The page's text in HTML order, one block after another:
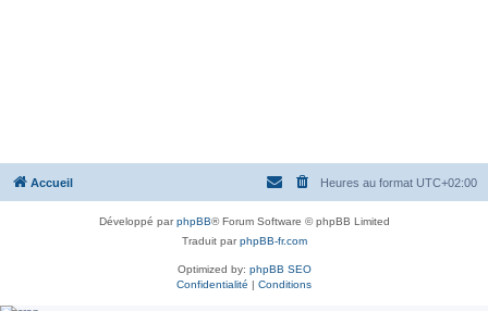
Accueil Heures au format UTC+02:00
Développé parphpBB® Forum Software © phpBB Limited
Traduit parphpBB-fr.com
Optimized by: phpBB SEO
Confidentialité | Conditions